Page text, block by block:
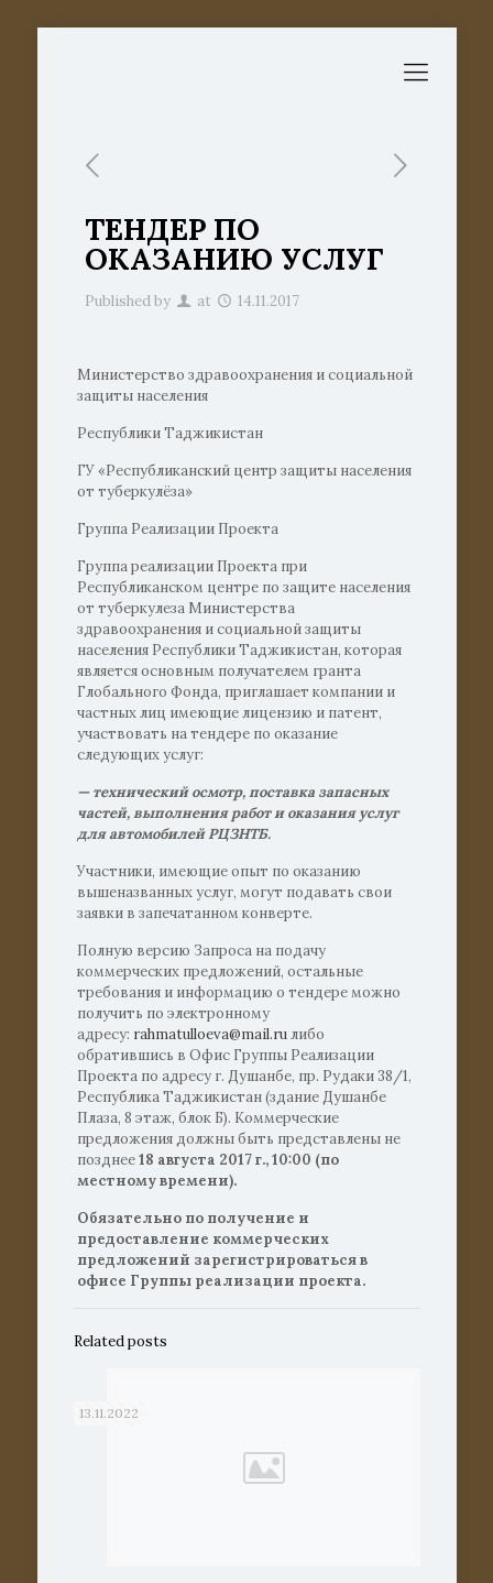
ТЕНДЕР ПО
ОКАЗАНИЮ УСЛУГ
Published by at 14.11.2017
Министерство здравоохранения и социальной
защиты населения
Республики Таджикистан
ГУ «Республиканский центр защиты населения
от туберкулёза»
Группа Реализации Проекта
Группа реализации Проекта при
Республиканском центре по защите населения
от туберкулеза Министерства
здравоохранения и социальной защиты
населения Республики Таджикистан, которая
является основным получателем гранта
Глобального Фонда, приглашает компании и
частных лиц имеющие лицензию и патент,
участвовать на тендере по оказание
следующих услуг:
— технический осмотр, поставка запасных
частей, выполнения работ и оказания услуг
для автомобилей РЦЗНТБ.
Участники, имеющие опыт по оказанию
вышеназванных услуг, могут подавать свои
заявки в запечатанном конверте.
Полную версию Запроса на подачу
коммерческих предложений, остальные
требования и информацию о тендере можно
получить по электронному
адресу: rahmatulloeva@mail.ruлибо
обратившись в Офис Группы Реализации
Проекта по адресу г. Душанбе, пр. Рудаки 38/1,
Республика Таджикистан (здание Душанбе
Плаза, 8 этаж, блок Б). Коммерческие
предложения должны быть представлены не
позднее18 августа 2017 г., 10:00 (по
местному времени).
Обязательно по получение и
предоставление коммерческих
предложений зарегистрироваться в
офисе Группы реализации проекта.
Related posts
13.11.2022